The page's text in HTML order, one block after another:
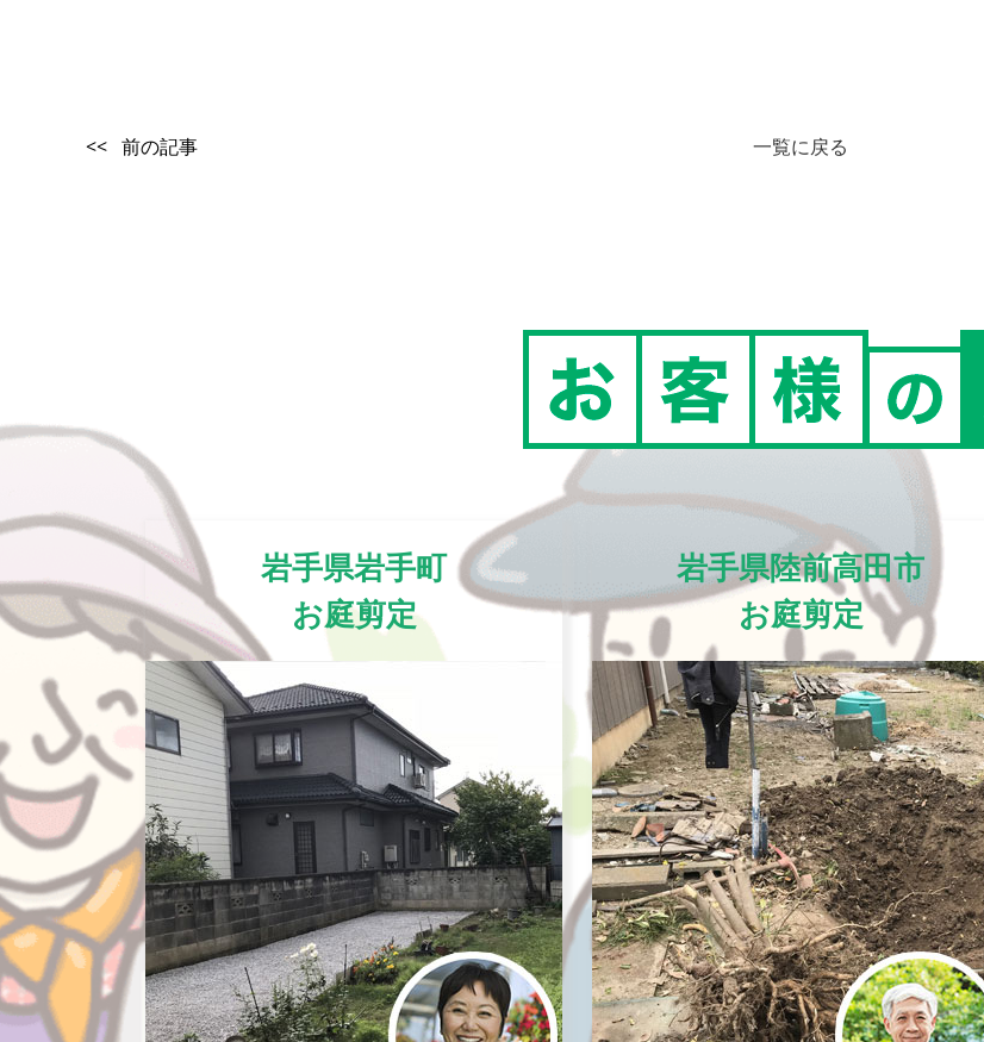
<< 前の記事 一覧に戻る
岩手県岩手町
お庭剪定
岩手県陸前高田市
お庭剪定